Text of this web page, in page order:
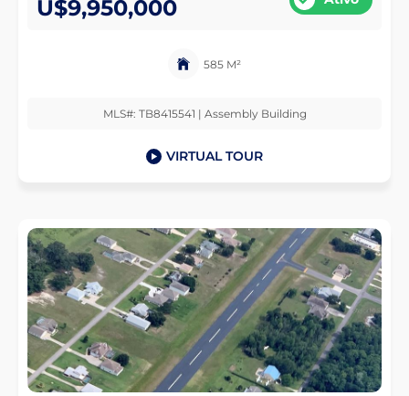
U$9,950,000
585 M²
MLS#: TB8415541 | Assembly Building
VIRTUAL TOUR